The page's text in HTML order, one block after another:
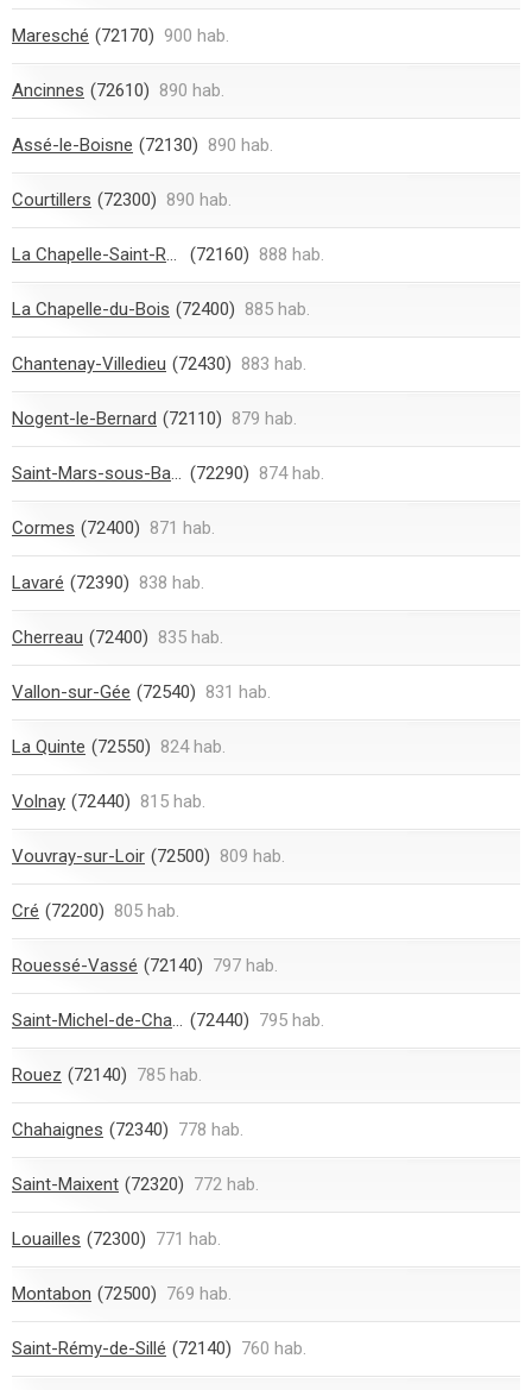
Maresché (72170) 900 hab.
Ancinnes (72610) 890 hab.
Assé-le-Boisne (72130) 890 hab.
Courtillers (72300) 890 hab.
La Chapelle-Saint-Rémy (72160) 888 hab.
La Chapelle-du-Bois (72400) 885 hab.
Chantenay-Villedieu (72430) 883 hab.
Nogent-le-Bernard (72110) 879 hab.
Saint-Mars-sous-Ballon (72290) 874 hab.
Cormes (72400) 871 hab.
Lavaré (72390) 838 hab.
Cherreau (72400) 835 hab.
Vallon-sur-Gée (72540) 831 hab.
La Quinte (72550) 824 hab.
Volnay (72440) 815 hab.
Vouvray-sur-Loir (72500) 809 hab.
Cré (72200) 805 hab.
Rouessé-Vassé (72140) 797 hab.
Saint-Michel-de-Chavaignes (72440) 795 hab.
Rouez (72140) 785 hab.
Chahaignes (72340) 778 hab.
Saint-Maixent (72320) 772 hab.
Louailles (72300) 771 hab.
Montabon (72500) 769 hab.
Saint-Rémy-de-Sillé (72140) 760 hab.